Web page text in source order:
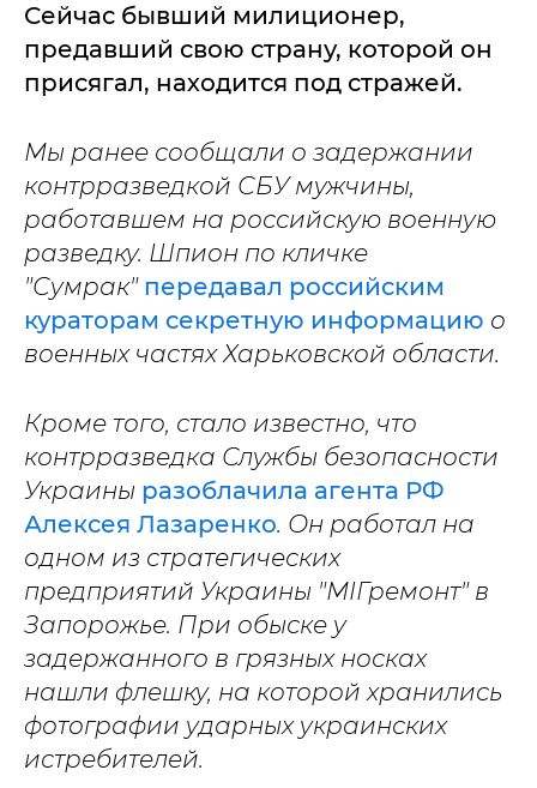
Сейчас бывший милиционер,
предавший свою страну, которой он
присягал, находится под стражей.
Мы ранее сообщали о задержании
контрразведкой СБУ мужчины,
работавшем на российскую военную
разведку. Шпион по кличке
"Сумрак" передавал российским
кураторам секретную информацию о
военных частях Харьковской области.
Кроме того, стало известно, что
контрразведка Службы безопасности
Украины разоблачила агента РФ
Алексея Лазаренко. Он работал на
одном из стратегических
предприятий Украины "МІГремонт" в
Запорожье. При обыске у
задержанного в грязных носках
нашли флешку, на которой хранились
фотографии ударных украинских
истребителей.